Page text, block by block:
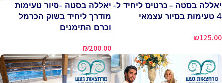
יאללה בסטה – כרטיס ליחיד ל-
4 טעימות בסיור עצמאי
₪125.00
יאללה בסטה -סיור טעימות
מודרך ליחיד בשוק הכרמל
וכרם התימנים
₪200.00